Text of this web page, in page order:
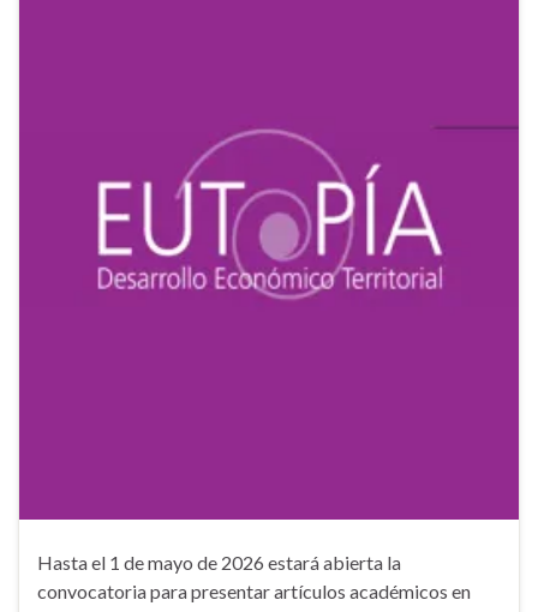
Hasta el 1 de mayo de 2026 estará abierta la
convocatoria para presentar artículos académicos en